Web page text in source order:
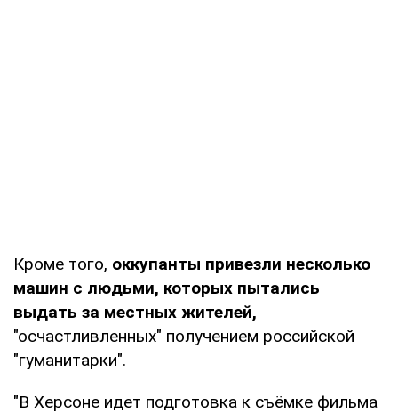
Кроме того, оккупанты привезли несколько
машин с людьми, которых пытались
выдать за местных жителей,
"осчастливленных" получением российской
"гуманитарки".
"В Херсоне идет подготовка к съёмке фильма